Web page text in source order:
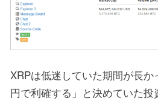
XRPは低迷していた期間が長
円で利確する」と決めていた投